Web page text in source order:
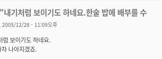
기처럼 보이기도 하네요.한술 밥에 배부를 수
2005/12/28 - 11:09오후
보이기도 하네요.
나아지겠죠.